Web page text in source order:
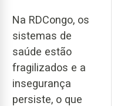
Na RDCongo, os
sistemas de
saúde estão
fragilizados e a
insegurança
persiste, o que